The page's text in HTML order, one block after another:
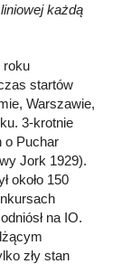
każdą
roku
startów
Warszawie,
3-krotnie
o Puchar
Jork 1929).
około 150
na IO.
zły stan